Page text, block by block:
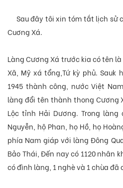
Sau đây tôi xin tóm tắt lịch sử
Cuơng Xá.
Làng Cương Xá trước kia có tên
Xã, Mỹ xá tổng,Tứ kỳ phủ.
1945 thành công, nước Việt
làng đổi tên thành thong Cương
Lộc tỉnh Hải Dương. Trong
Nguyễn, hộ Phan, họ Hồ, họ
phía Nam giáp với làng Đông
Bảo Thái, Đến nay có 1120 nhân
có đình làng, 1 nghè và 1 chùa đã